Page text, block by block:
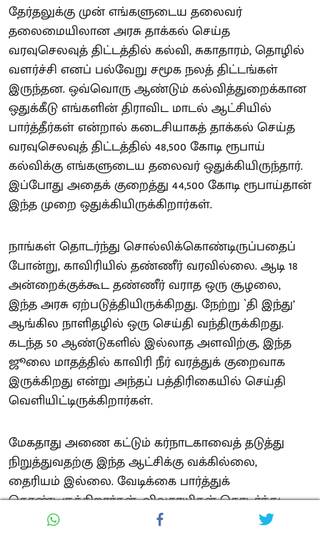
தேர்தலுக்கு முன் எங்களுடைய தலைவர்
தலைமையிலான அரசு தாக்கல் செய்த
வரவுசெலவுத் திட்டத்தில் கல்வி, சுகாதாரம், தொழில்
வளர்ச்சி எனப் பல்வேறு சமூக நலத் திட்டங்கள்
இருந்தன. ஒவ்வொரு ஆண்டும் கல்வித்துறைக்கான
ஒதுக்கீடு எங்களின் திராவிட மாடல் ஆட்சியில்
பார்த்தீர்கள் என்றால் கடைசியாகத் தாக்கல் செய்த
வரவுசெலவுத் திட்டத்தில் 48,500 கோடி ரூபாய்
கல்விக்கு எங்களுடைய தலைவர் ஒதுக்கியிருந்தார்.
இப்போது அதைக் குறைத்து 44,500 கோடி ரூபாய்தான்
இந்த முறை ஒதுக்கியிருக்கிறார்கள்.
நாங்கள் தொடர்ந்து சொல்லிக்கொண்டிருப்பதைப்
போன்று, காவிரியில் தண்ணீர் வரவில்லை. ஆடி 18
அன்றைக்குக்கூட தண்ணீர் வராத ஒரு சூழலை,
இந்த அரசு ஏற்படுத்தியிருக்கிறது. நேற்று `தி இந்து’
ஆங்கில நாளிதழில் ஒரு செய்தி வந்திருக்கிறது.
கடந்த 50 ஆண்டுகளில் இல்லாத அளவிற்கு, இந்த
ஜூலை மாதத்தில் காவிரி நீர் வரத்துக் குறைவாக
இருக்கிறது என்று அந்தப் பத்திரிகையில் செய்தி
வெளியிட்டிருக்கிறார்கள்.
மேகதாது அணை கட்டும் கர்நாடகாவைத் தடுத்து
நிறுத்துவதற்கு இந்த ஆட்சிக்கு வக்கில்லை,
தைரியம் இல்லை. வேடிக்கை பார்த்துக்
கொண்டிருக்கிறார்கள். விவசாயிகள் தொடர்ந்து
போராட்டம் செய்துகொண்டிருக்கிறார்கள். இந்த